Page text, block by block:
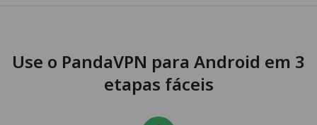
Use o PandaVPN para Android em 3
etapas fáceis